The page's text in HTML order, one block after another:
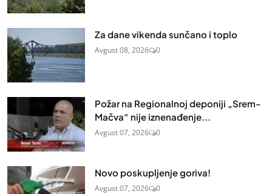
Za dane vikenda sunčano i toplo
Avgust 08, 2026 0
Požar na Regionalnoj deponiji „Srem-
Mačva“ nije iznenađenje...
Avgust 07, 2026 0
Novo poskupljenje goriva!
Avgust 07, 2026 0